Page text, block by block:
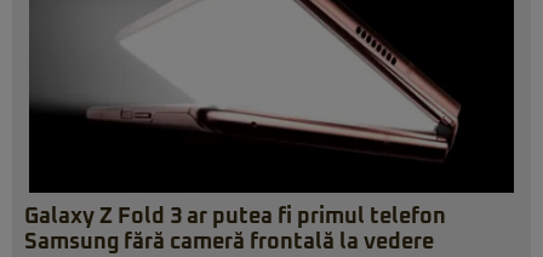
Galaxy Z Fold 3 ar putea fi primul telefon
Samsung fără cameră frontală la vedere